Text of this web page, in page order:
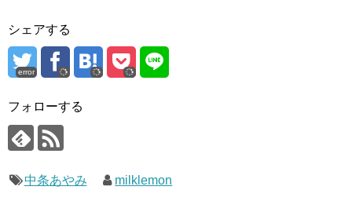
シェアする
error
フォローする
中条あやみ milklemon